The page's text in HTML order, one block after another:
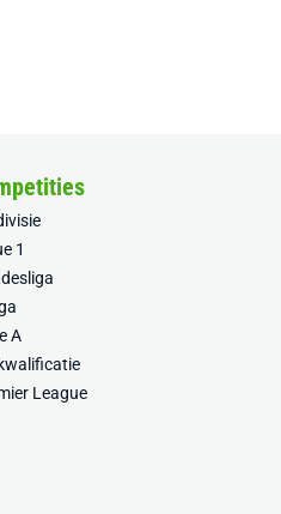
1
A
League